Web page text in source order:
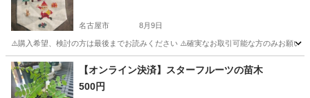
名古屋市 8月9日
⚠️購入希望、検討の方は最後までお読みください ⚠️確実なお取引可能な方のみお願い
愛知 名古屋市 年中行事用品 クリスマスツリー
【オンライン決済】スターフルーツの苗木
500円